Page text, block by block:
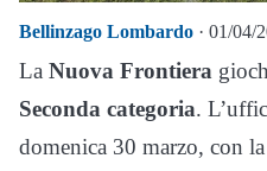
Bellinzago Lombardo · 01/04/
La Nuova Frontiera
Seconda categoria.
domenica 30 marzo, con